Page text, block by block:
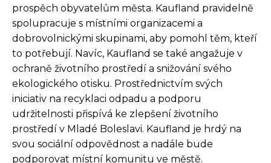
prospěch obyvatelům města. Kaufland pravidelně
spolupracuje s místními organizacemi a
dobrovolnickými skupinami, aby pomohl těm, kteří
to potřebují. Navíc, Kaufland se také angažuje v
ochraně životního prostředí a snižování svého
ekologického otisku. Prostřednictvím svých
iniciativ na recyklaci odpadu a podporu
udržitelnosti přispívá ke zlepšení životního
prostředí v Mladé Boleslavi. Kaufland je hrdý na
svou sociální odpovědnost a nadále bude
podporovat místní komunitu ve městě.